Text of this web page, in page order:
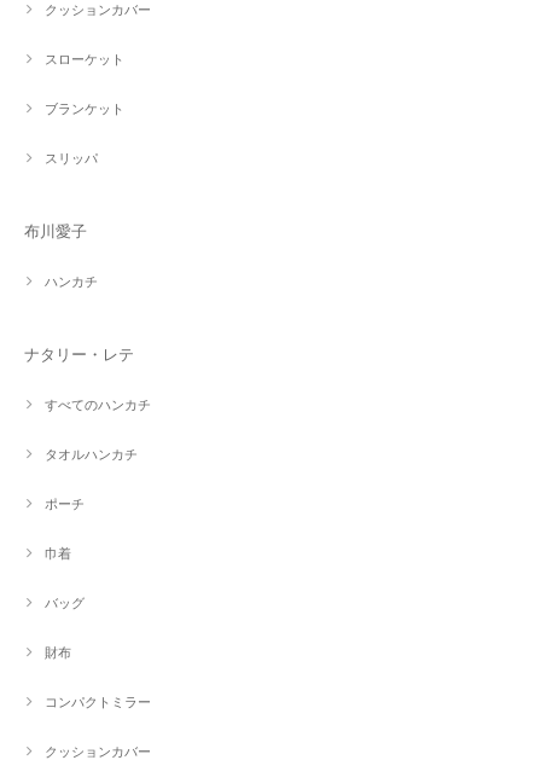
クッションカバー
スローケット
ブランケット
スリッパ
布川愛子
ハンカチ
ナタリー・レテ
すべてのハンカチ
タオルハンカチ
ポーチ
巾着
バッグ
財布
コンパクトミラー
クッションカバー